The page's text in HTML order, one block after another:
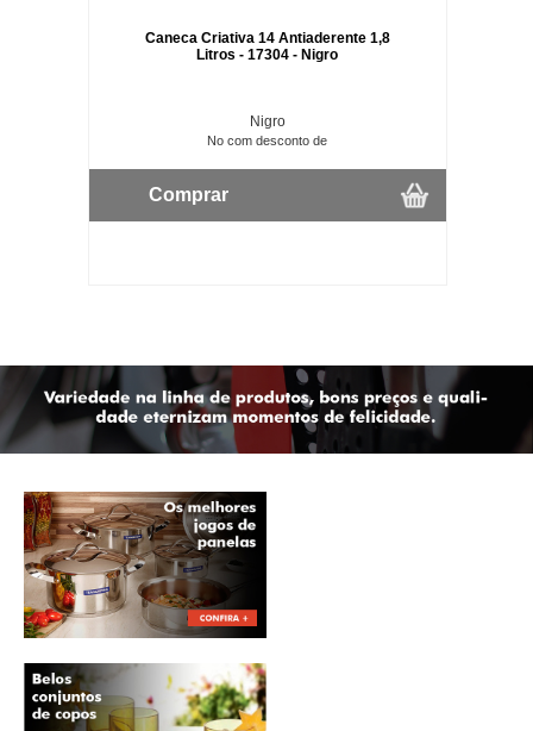
Caneca Criativa 14 Antiaderente 1,8
Litros - 17304 - Nigro
Nigro
No com desconto de
Comprar